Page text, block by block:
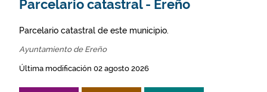
Parcelario catastral - Ereño
Parcelario catastral de este municipio.
Ayuntamiento de Ereño
Última modificación 02 agosto 2026